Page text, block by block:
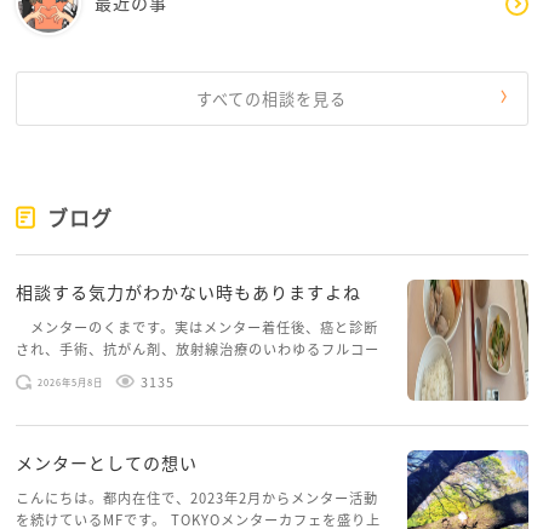
事でもバイトを含む就労の機会を得させて、「社会勉
眼も養うという事でしょうか。とはいえ、それがうま
く機能するとは、限らないのが人の世のなのでしょう
が。
れる方向に、進んでください。
すべての相談を見る
ブログ
相談する気力がわかない時もありますよね
メンターのくまです。実はメンター着任後、癌と診断
され、手術、抗がん剤、放射線治療のいわゆるフルコー
スを体験していて、しばらくメンターカフェに来られて
いませんでした。体力だけでなく、気力も落ちパソコン
2026年5月8日 3135
メンターとしての想い
こんにちは。都内在住で、2023年2月からメンター活動
を続けているMFです。 TOKYOメンターカフェを盛り上